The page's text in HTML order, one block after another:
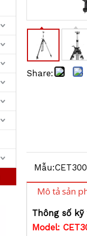
Chân máy thang máy xây dựng (2,9m)
Share:
Mẫu:
Mô tả sản
Thông số
Model: